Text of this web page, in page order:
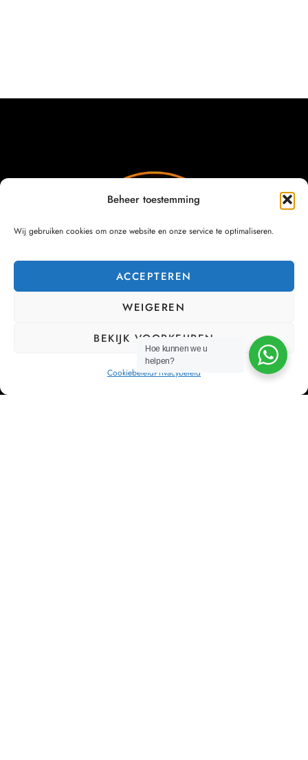
Beheer toestemming
Wij gebruiken cookies om onze website en onze service te optimaliseren.
ACCEPTEREN
WEIGEREN
BEKIJK VOORKEUREN
CookiebeleidPrivacybeleid
Bij Cor’Sa streven we ernaar om bedrijven te ontlasten
Hoe kunnen we u
helpen?